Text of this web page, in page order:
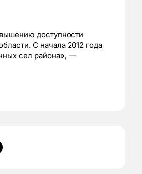
доступности
С начала 2012 года
сел района», —